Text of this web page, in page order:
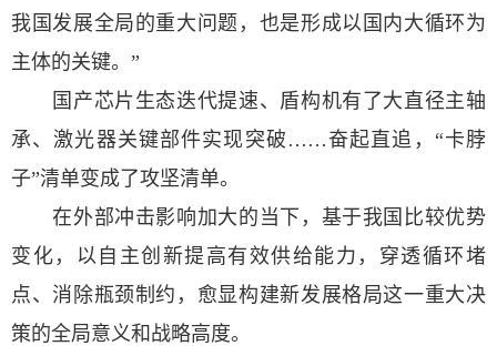
我国发展全局的重大问题，也是形成以国内大循环为
主体的关键。”
国产芯片生态迭代提速、盾构机有了大直径主轴
承、激光器关键部件实现突破……奋起直追，“卡脖
子”清单变成了攻坚清单。
在外部冲击影响加大的当下，基于我国比较优势
变化，以自主创新提高有效供给能力，穿透循环堵
点、消除瓶颈制约，愈显构建新发展格局这一重大决
策的全局意义和战略高度。